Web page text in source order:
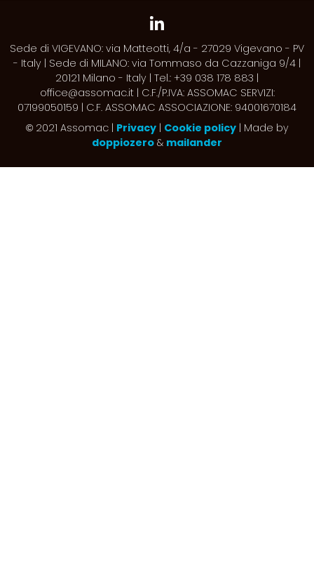
Sede di VIGEVANO: via Matteotti, 4/a - 27029 Vigevano - PV
- Italy | Sede di MILANO: via Tommaso da Cazzaniga 9/4 |
20121 Milano - Italy | Tel.: +39 038 178 883 |
office@assomac.it | C.F./P.IVA: ASSOMAC SERVIZI:
07199050159 | C.F. ASSOMAC ASSOCIAZIONE: 94001670184
©2021 Assomac | Privacy| Cookie policy| Made by
doppiozero & mailander